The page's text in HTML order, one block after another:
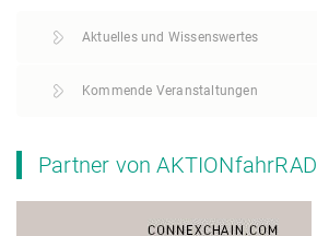
Aktuelles und Wissenswertes
Kommende Veranstaltungen
Partner von AKTIONfahrRAD